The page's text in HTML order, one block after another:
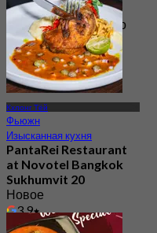
4.8
3.1K Забронировано
От฿ 522.5
Кхлонг Тёй
Фьюжн
Изысканная кухня
PantaRei Restaurant
at Novotel Bangkok
Sukhumvit 20
Новое
3.9
От฿ 796.66